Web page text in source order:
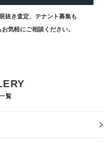
抜き査定、テナント募集も
気軽にご相談ください。
覧